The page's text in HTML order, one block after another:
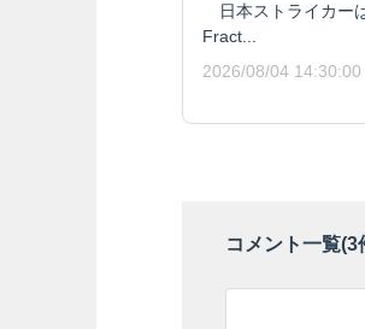
日本ストライカー
Fract...
2026/08/04 14:30:00
コメント一覧(3